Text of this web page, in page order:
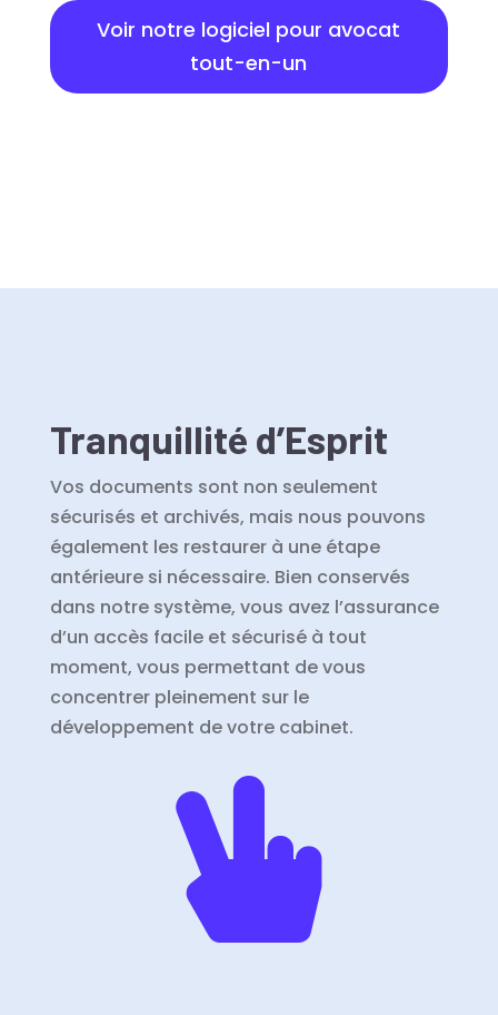
Voir notre logiciel pour avocat
tout-en-un
Tranquillité d’Esprit
Vos documents sont non seulement
sécurisés et archivés, mais nous pouvons
également les restaurer à une étape
antérieure si nécessaire. Bien conservés
dans notre système, vous avez l’assurance
d’un accès facile et sécurisé à tout
moment, vous permettant de vous
concentrer pleinement sur le
développement de votre cabinet.
